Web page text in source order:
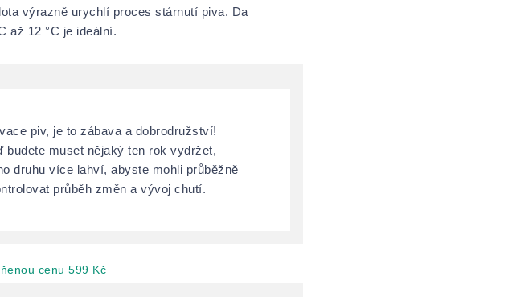
výrazně urychlí proces stárnutí piva. Da
až 12 °C je ideální.
piv, je to zábava a dobrodružství!
budete muset nějaký ten rok vydržet,
druhu více lahví, abyste mohli průběžně
průběh změn a vývoj chutí.